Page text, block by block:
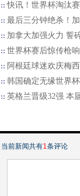
快讯！世界杯淘汰
最后三分钟绝杀！
加拿大加强火力 誓
世界杯赛后惊传枪
阿根廷球迷欢庆梅
韩国确定无缘世界
英格兰晋级32强 本
当前新闻共有1条评论